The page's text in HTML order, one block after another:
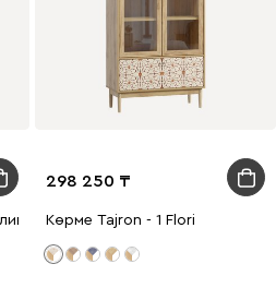
298 250
Көрме Tajron - 1 Flori